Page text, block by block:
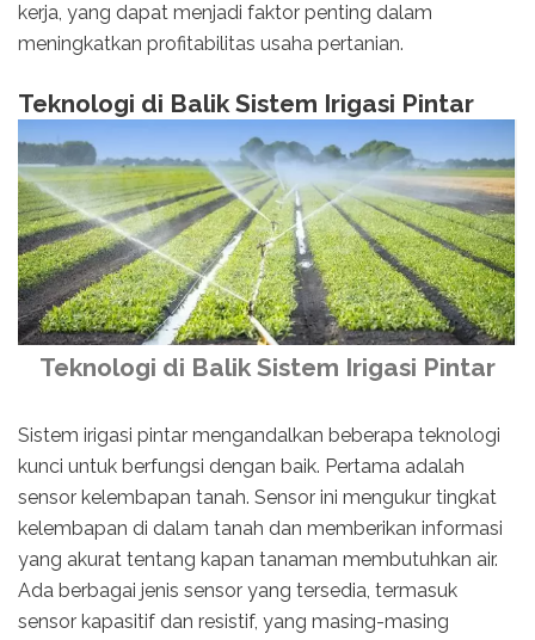
kerja, yang dapat menjadi faktor penting dalam
meningkatkan profitabilitas usaha pertanian.
Teknologi di Balik Sistem Irigasi Pintar
Teknologi di Balik Sistem Irigasi Pintar
Sistem irigasi pintar mengandalkan beberapa teknologi
kunci untuk berfungsi dengan baik. Pertama adalah
sensor kelembapan tanah. Sensor ini mengukur tingkat
kelembapan di dalam tanah dan memberikan informasi
yang akurat tentang kapan tanaman membutuhkan air.
Ada berbagai jenis sensor yang tersedia, termasuk
sensor kapasitif dan resistif, yang masing-masing